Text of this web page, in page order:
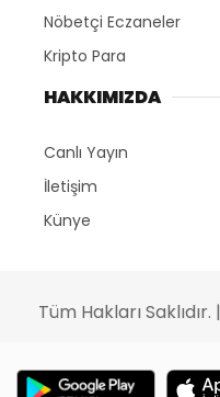
Nöbetçi Eczaneler
Kripto Para
HAKKIMIZDA
Canlı Yayın
İletişim
Künye
Tüm Hakları Saklıdır. |